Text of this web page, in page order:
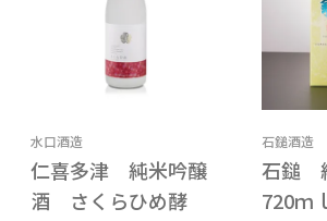
水口酒造
仁喜多津 純米吟醸
酒 さくらひめ酵
石鎚酒造
石鎚
720ｍ